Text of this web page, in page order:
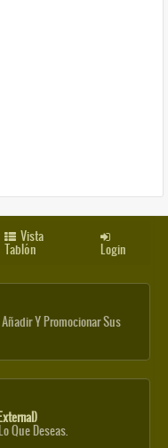
Vista
Tablón Login
Y Promocionar Sus
Que Deseas.